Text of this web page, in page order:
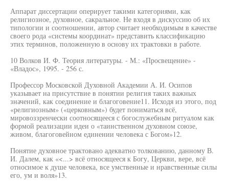
Аппарат диссертации оперирует такими категориями, как
религиозное, духовное, сакральное. Не входя в дискуссию об их
типологии и соотношении, автор считает необходимым в качестве
своего рода «системы координат» представить классификацию
этих терминов, положенную в основу их трактовки в работе.
10 Волков И. Ф. Теория литературы. - М.: «Просвещение» -
«Владос», 1995. - 256 с.
Профессор Московской Духовной Академии А. И. Осипов
указывает на присутствие в понятии религия таких важных
значений, как соединение и благоговение11. Исходя из этого, под
«религиозным» («церковным») будет пониматься всё,
мировоззренчески соотносящееся с богослужебным ритуалом как
формой реализации идеи о «таинственном духовном союзе,
живом, благоговейном единении человека с Богом»12.
Понятие духовное трактовано адекватно толкованию, данному В.
И. Далем, как «<...> всё относящееся к Богу, Церкви, вере, всё
относимое к душе человека, все умственные и нравственные силы
его, ум и воля»13.